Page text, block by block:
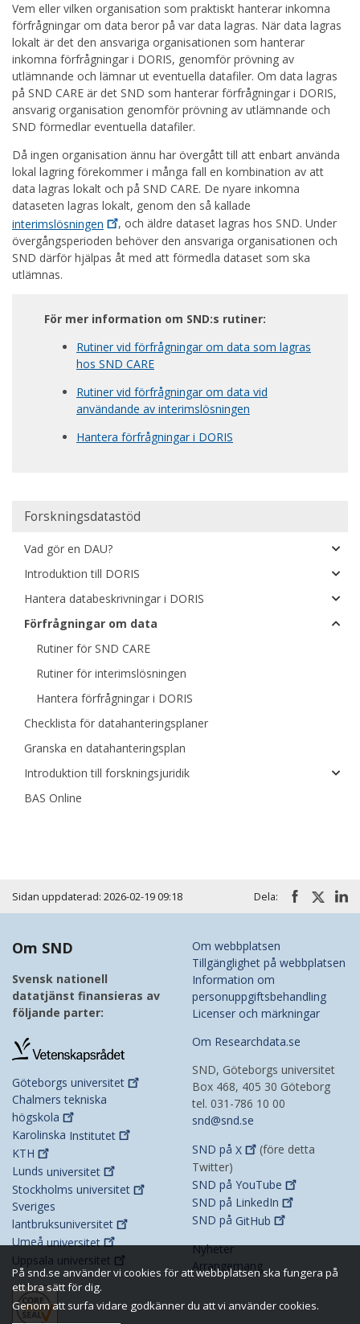
Vem eller vilken organisation som praktiskt hanterar inkomna
förfrågningar om data beror på var data lagras. När data lagras
lokalt är det den ansvariga organisationen som hanterar
inkomna förfrågningar i DORIS, genomför prövning av
utlämnande och lämnar ut eventuella datafiler. Om data lagras
på SND CARE är det SND som hanterar förfrågningar i DORIS,
ansvarig organisation genomför prövning av utlämnande och
SND förmedlar eventuella datafiler.
Då ingen organisation ännu har övergått till att enbart använda
lokal lagring förekommer i många fall en kombination av att
data lagras lokalt och på SND CARE. De nyare inkomna
dataseten lagras lokalt, genom den så kallade
interimslösningen
, och äldre dataset lagras hos SND. Under
övergångsperioden behöver den ansvariga organisationen och
SND därför hjälpas åt med att förmedla dataset som ska
utlämnas.
För mer information om SND:s rutiner:
Rutiner vid förfrågningar om data som lagras
hos SND CARE
Rutiner vid förfrågningar om data vid
användande av interimslösningen
Hantera förfrågningar i DORIS
Huvudmeny
Forskningsdatastöd
Vad gör en DAU?
Introduktion till DORIS
Hantera databeskrivningar i DORIS
Förfrågningar om data
Rutiner för SND CARE
Rutiner för interimslösningen
Hantera förfrågningar i DORIS
Checklista för datahanteringsplaner
Granska en datahanteringsplan
Introduktion till forskningsjuridik
BAS Online
Sidan uppdaterad: 2026-02-19 09:18 Dela:
Om SND
Svensk nationell
datatjänst finansieras av
följande parter:
Göteborgs universitet
Chalmers tekniska
högskola
Karolinska Institutet
KTH
Lunds universitet
Stockholms universitet
Sveriges
lantbruksuniversitet
Umeåuniversitet
Uppsala universitet
Om webbplatsen
Tillgänglighet på webbplatsen
Information om
personuppgiftsbehandling
Licenser och märkningar
Om Researchdata.se
SND, Göteborgs universitet
Box 468, 405 30 Göteborg
tel. 031-786 10 00
snd@snd.se
SND på X
(före detta
Twitter)
SND på YouTube
SND på LinkedIn
SND på GitHub
Nyheter
Arrangemang
På snd.se använder vi cookies för att webbplatsen ska fungera på
ett bra sätt för dig.
Genom att surfa vidare godkänner du att vi använder cookies.